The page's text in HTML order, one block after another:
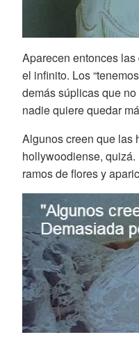
Aparecen entonces
el infinito. Los
demás súplicas que
nadie quiere quedar
Algunos creen que las
hollywoodiense,
ramos de flores y